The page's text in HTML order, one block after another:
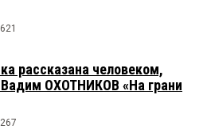
рассказана человеком,
ОХОТНИКОВ «На грани